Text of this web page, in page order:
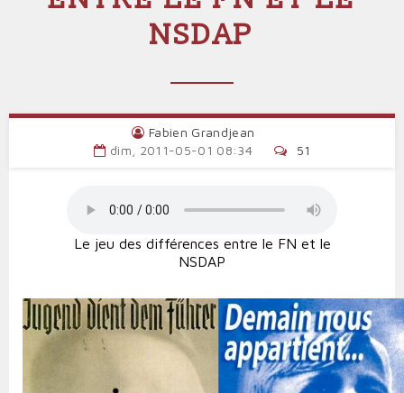
NSDAP
Fabien Grandjean
dim, 2011-05-01 08:34
51
Le jeu des différences entre le FN et le
NSDAP